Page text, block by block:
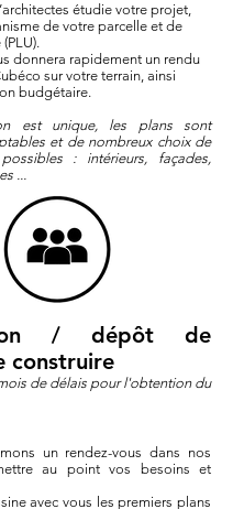
étudie votre projet,
de votre parcelle et de
donnera rapidement un rendu
sur votre terrain, ainsi
budgétaire.
est unique, les plans sont
et de nombreux choix de
: intérieurs, façades,
...
/ dépôt de
construire
de délais pour l'obtention du
un rendez-vous dans nos
au point vos besoins et
avec vous les premiers plans